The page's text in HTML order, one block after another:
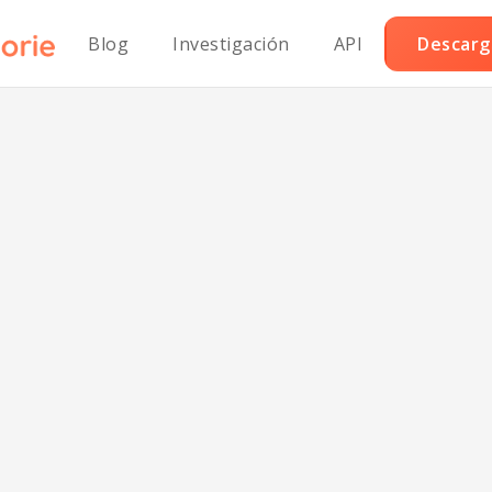
Blog Investigación API